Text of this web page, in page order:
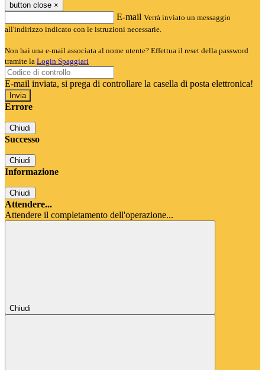
button close ×
E-mail Verrà inviato un messaggio
all'indirizzo indicato con le istruzioni necessarie.
Non hai una e-mail associata al nome utente? Effettua il reset della password
tramite la Login Spaggiari
E-mail inviata, si prega di controllare la casella di posta elettronica!
Errore
Chiudi
Successo
Chiudi
Informazione
Chiudi
Attendere...
Attendere il completamento dell'operazione...
Chiudi